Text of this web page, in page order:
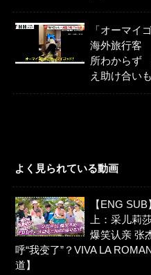
「オーマイ
海外旅行客
所わからず
え助け合いも
よく見られている動画
【ENG
上：采儿莉
爆笑认亲 张
呼“我变了”？VIVA LA
道】